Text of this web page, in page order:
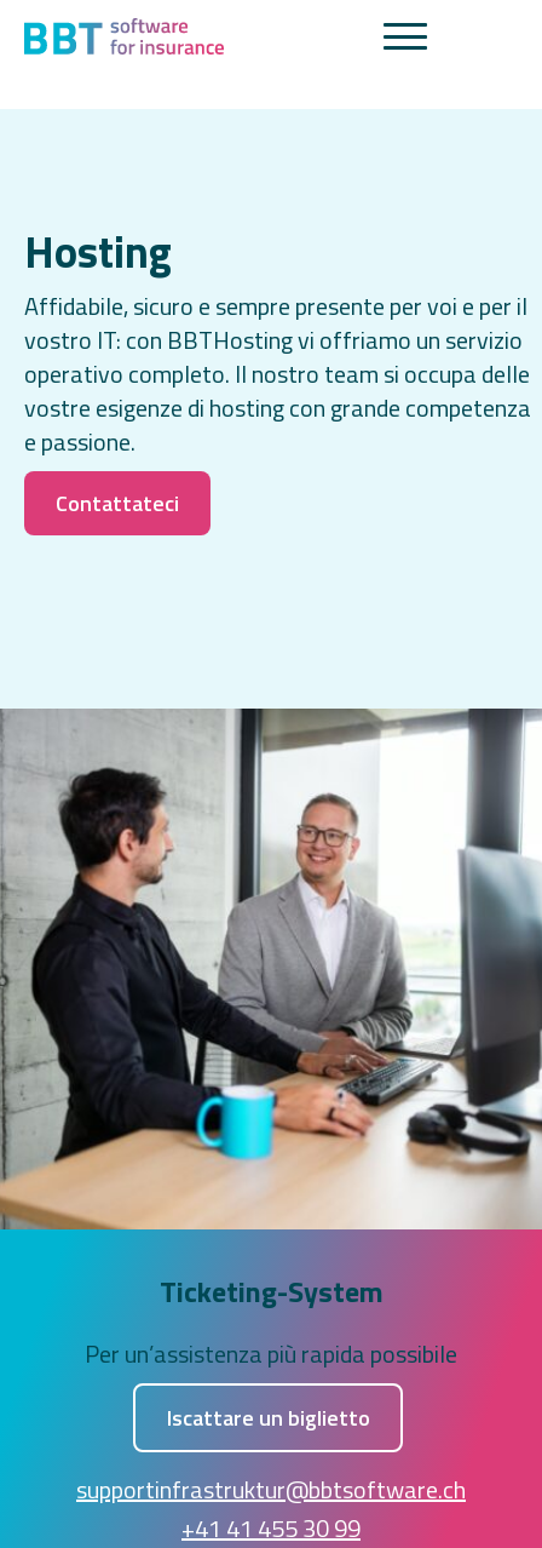
Hosting
Affidabile, sicuro e sempre presente per voi e per il
vostro IT: con BBTHosting vi offriamo un servizio
operativo completo. Il nostro team si occupa delle
vostre esigenze di hosting con grande competenza
e passione.
Contattateci
Ticketing-System
Per un’assistenza più rapida possibile
Iscattare un biglietto
supportinfrastruktur@bbtsoftware.ch
+41 41 455 30 99